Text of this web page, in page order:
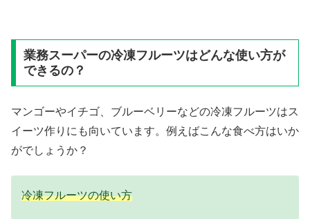
業務スーパーの冷凍フルーツはどんな使い方が
できるの？
マンゴーやイチゴ、ブルーベリーなどの冷凍フルーツはス
イーツ作りにも向いています。例えばこんな食べ方はいか
がでしょうか？
冷凍フルーツの使い方